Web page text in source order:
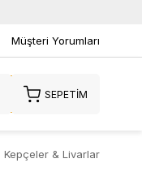
Müşteri Yorumları
SEPETIM
Kepçeler & Livarlar